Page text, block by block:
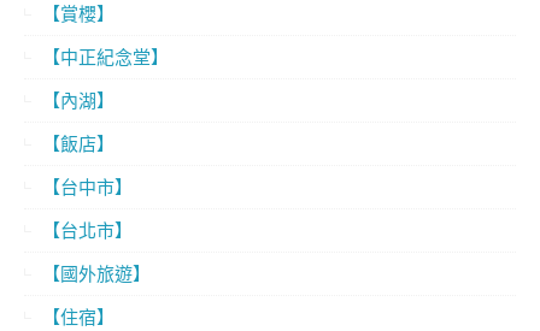
【賞櫻】
【中正紀念堂】
【內湖】
【飯店】
【台中市】
【台北市】
【國外旅遊】
【住宿】